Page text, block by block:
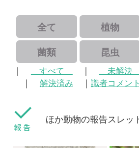
菌類 昆虫
すべて 未解決｜
｜解決済み｜識者コメントあり
ほか動物の報告スレッド